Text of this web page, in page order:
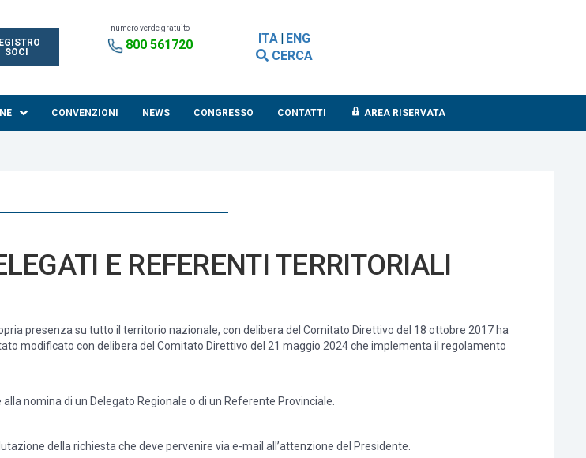
SOCI
numero verde gratuito
800 561720 ITA | ENG
CERCA
CONVENZIONI NEWS CONGRESSO CONTATTI AREA RISERVATA
E REFERENTI TERRITORIALI
presenza su tutto il territorio nazionale, con delibera del Comitato Direttivo del 18 ottobre 2017 ha
modificato con delibera del Comitato Direttivo del 21 maggio 2024 che implementa il regolamento
nomina di un Delegato Regionale o di un Referente Provinciale.
della richiesta che deve pervenire via e-mail all’attenzione del Presidente.